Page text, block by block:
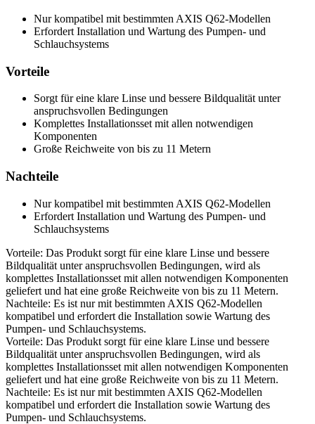
Nur kompatibel mit bestimmten AXIS Q62-Modellen
Erfordert Installation und Wartung des Pumpen- und
Schlauchsystems
Vorteile
Sorgt für eine klare Linse und bessere Bildqualität unter
anspruchsvollen Bedingungen
Komplettes Installationsset mit allen notwendigen
Komponenten
Große Reichweite von bis zu 11 Metern
Nachteile
Nur kompatibel mit bestimmten AXIS Q62-Modellen
Erfordert Installation und Wartung des Pumpen- und
Schlauchsystems
Vorteile: Das Produkt sorgt für eine klare Linse und bessere
Bildqualität unter anspruchsvollen Bedingungen, wird als
komplettes Installationsset mit allen notwendigen Komponenten
geliefert und hat eine große Reichweite von bis zu 11 Metern.
Nachteile: Es ist nur mit bestimmten AXIS Q62-Modellen
kompatibel und erfordert die Installation sowie Wartung des
Pumpen- und Schlauchsystems.
Vorteile: Das Produkt sorgt für eine klare Linse und bessere
Bildqualität unter anspruchsvollen Bedingungen, wird als
komplettes Installationsset mit allen notwendigen Komponenten
geliefert und hat eine große Reichweite von bis zu 11 Metern.
Nachteile: Es ist nur mit bestimmten AXIS Q62-Modellen
kompatibel und erfordert die Installation sowie Wartung des
Pumpen- und Schlauchsystems.